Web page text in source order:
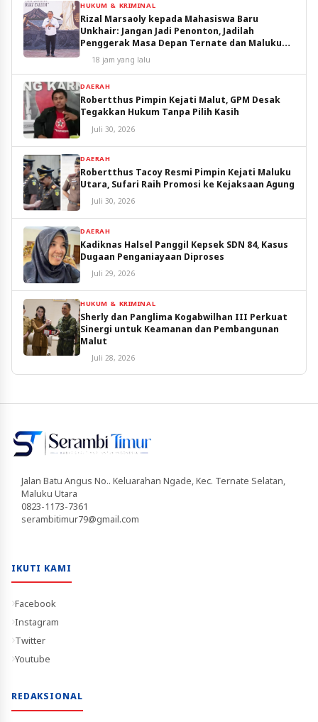
HUKUM & KRIMINAL
Rizal Marsaoly kepada Mahasiswa Baru
Unkhair: Jangan Jadi Penonton, Jadilah
Penggerak Masa Depan Ternate dan Maluku
Utara
18 jam yang lalu
DAERAH
Robertthus Pimpin Kejati Malut, GPM Desak
Tegakkan Hukum Tanpa Pilih Kasih
Juli 30, 2026
DAERAH
Robertthus Tacoy Resmi Pimpin Kejati Maluku
Utara, Sufari Raih Promosi ke Kejaksaan Agung
Juli 30, 2026
DAERAH
Kadiknas Halsel Panggil Kepsek SDN 84, Kasus
Dugaan Penganiayaan Diproses
Juli 29, 2026
HUKUM & KRIMINAL
Sherly dan Panglima Kogabwilhan III Perkuat
Sinergi untuk Keamanan dan Pembangunan
Malut
Juli 28, 2026
Jalan Batu Angus No.. Keluarahan Ngade, Kec. Ternate Selatan,
Maluku Utara
0823-1173-7361
serambitimur79@gmail.com
IKUTI KAMI
Facebook
Instagram
Twitter
Youtube
REDAKSIONAL